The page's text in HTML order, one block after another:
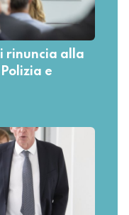
rinuncia alla
e